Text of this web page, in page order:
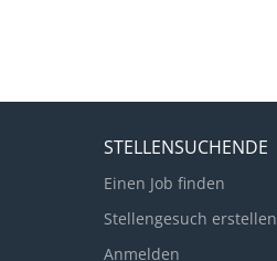
STELLENSUCHENDE
Einen Job finden
Stellengesuch erstellen
Anmelden